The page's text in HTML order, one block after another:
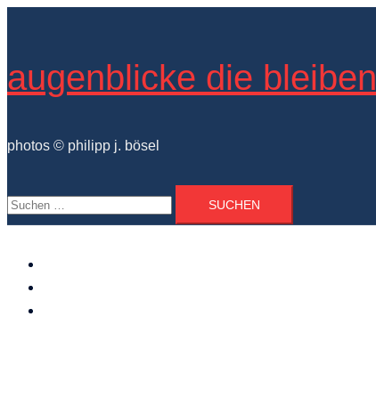
augenblicke die bleiben
photos © philipp j. bösel
Suchen
nach: